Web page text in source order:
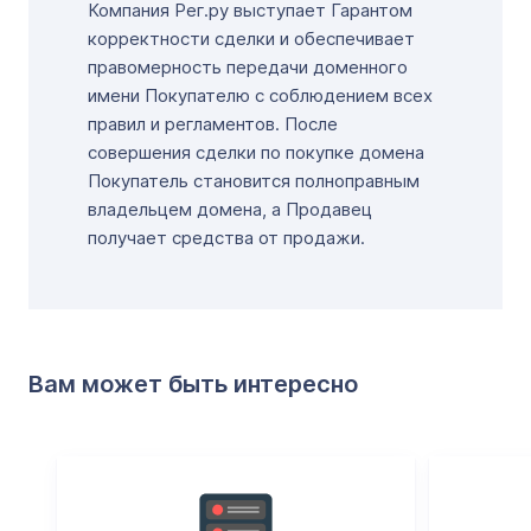
Компания Рег.ру выступает Гарантом
корректности сделки и обеспечивает
правомерность передачи доменного
имени Покупателю с соблюдением всех
правил и регламентов. После
совершения сделки по покупке домена
Покупатель становится полноправным
владельцем домена, а Продавец
получает средства от продажи.
Вам может быть интересно